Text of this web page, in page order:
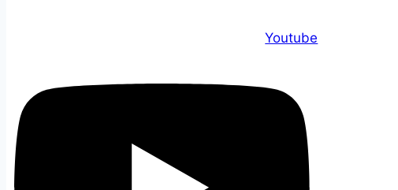
Youtube